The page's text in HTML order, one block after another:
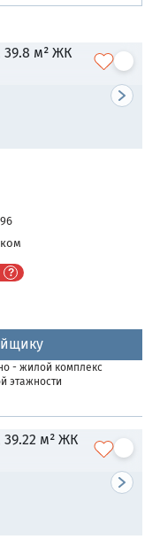
- жилой комплекс
этажности
с концепцией